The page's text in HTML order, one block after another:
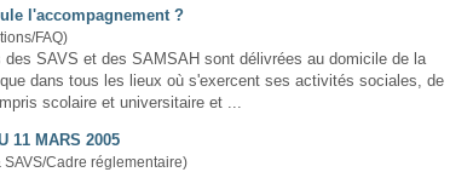
l'accompagnement ?
FAQ)
des SAVS et des SAMSAH sont délivrées au domicile de la
dans tous les lieux où s'exercent ses activités sociales, de
scolaire et universitaire et ...
11 MARS 2005
SAVS/Cadre réglementaire)